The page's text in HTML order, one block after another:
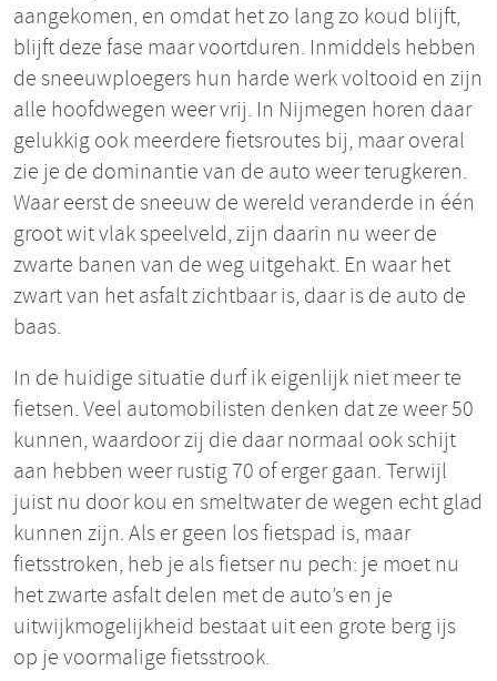
aangekomen, en omdat het zo lang zo koud blijft,
blijft deze fase maar voortduren. Inmiddels hebben
de sneeuwploegers hun harde werk voltooid en zijn
alle hoofdwegen weer vrij. In Nijmegen horen daar
gelukkig ook meerdere fietsroutes bij, maar overal
zie je de dominantie van de auto weer terugkeren.
Waar eerst de sneeuw de wereld veranderde in één
groot wit vlak speelveld, zijn daarin nu weer de
zwarte banen van de weg uitgehakt. En waar het
zwart van het asfalt zichtbaar is, daar is de auto de
baas.
In de huidige situatie durf ik eigenlijk niet meer te
fietsen. Veel automobilisten denken dat ze weer 50
kunnen, waardoor zij die daar normaal ook schijt
aan hebben weer rustig 70 of erger gaan. Terwijl
juist nu door kou en smeltwater de wegen echt glad
kunnen zijn. Als er geen los fietspad is, maar
fietsstroken, heb je als fietser nu pech: je moet nu
het zwarte asfalt delen met de auto’s en je
uitwijkmogelijkheid bestaat uit een grote berg ijs
op je voormalige fietsstrook.